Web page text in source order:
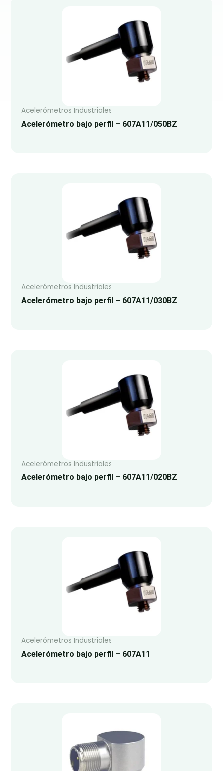
Acelerómetros Industriales
Acelerómetro bajo perfil – 607A11/050BZ
Acelerómetros Industriales
Acelerómetro bajo perfil – 607A11/030BZ
Acelerómetros Industriales
Acelerómetro bajo perfil – 607A11/020BZ
Acelerómetros Industriales
Acelerómetro bajo perfil – 607A11